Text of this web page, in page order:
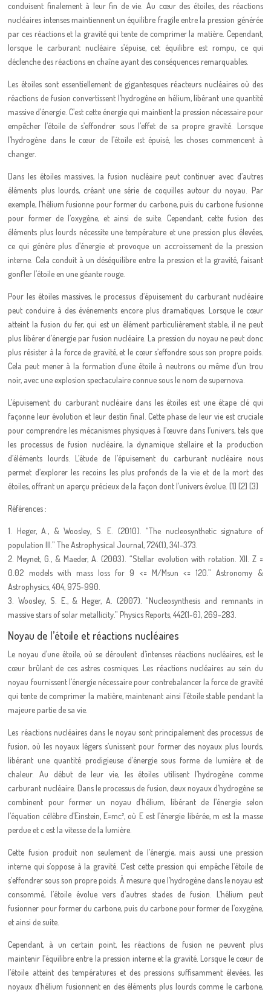
conduisent finalement à leur fin de vie. Au cœur des étoiles, des réactions
nucléaires intenses maintiennent un équilibre fragile entre la pression générée
par ces réactions et la gravité qui tente de comprimer la matière. Cependant,
lorsque le carburant nucléaire s’épuise, cet équilibre est rompu, ce qui
déclenche des réactions en chaîne ayant des conséquences remarquables.
Les étoiles sont essentiellement de gigantesques réacteurs nucléaires où des
réactions de fusion convertissent l’hydrogène en hélium, libérant une quantité
massive d’énergie. C’est cette énergie qui maintient la pression nécessaire pour
empêcher l’étoile de s’effondrer sous l’effet de sa propre gravité. Lorsque
l’hydrogène dans le cœur de l’étoile est épuisé, les choses commencent à
changer.
Dans les étoiles massives, la fusion nucléaire peut continuer avec d’autres
éléments plus lourds, créant une série de coquilles autour du noyau. Par
exemple, l’hélium fusionne pour former du carbone, puis du carbone fusionne
pour former de l’oxygène, et ainsi de suite. Cependant, cette fusion des
éléments plus lourds nécessite une température et une pression plus élevées,
ce qui génère plus d’énergie et provoque un accroissement de la pression
interne. Cela conduit à un déséquilibre entre la pression et la gravité, faisant
gonfler l’étoile en une géante rouge.
Pour les étoiles massives, le processus d’épuisement du carburant nucléaire
peut conduire à des événements encore plus dramatiques. Lorsque le cœur
atteint la fusion du fer, qui est un élément particulièrement stable, il ne peut
plus libérer d’énergie par fusion nucléaire. La pression du noyau ne peut donc
plus résister à la force de gravité, et le cœur s’effondre sous son propre poids.
Cela peut mener à la formation d’une étoile à neutrons ou même d’un trou
noir, avec une explosion spectaculaire connue sous le nom de supernova.
L’épuisement du carburant nucléaire dans les étoiles est une étape clé qui
façonne leur évolution et leur destin final. Cette phase de leur vie est cruciale
pour comprendre les mécanismes physiques à l’œuvre dans l’univers, tels que
les processus de fusion nucléaire, la dynamique stellaire et la production
d’éléments lourds. L’étude de l’épuisement du carburant nucléaire nous
permet d’explorer les recoins les plus profonds de la vie et de la mort des
étoiles, offrant un aperçu précieux de la façon dont l’univers évolue. [1] [2] [3]
Références :
1. Heger, A., & Woosley, S. E. (2010). “The nucleosynthetic signature of
population III.” The Astrophysical Journal, 724(1), 341-373.
2. Meynet, G., & Maeder, A. (2003). “Stellar evolution with rotation. XII. Z =
0.02 models with mass loss for 9 <= M/Msun <= 120.” Astronomy &
Astrophysics, 404, 975-990.
3. Woosley, S. E., & Heger, A. (2007). “Nucleosynthesis and remnants in
massive stars of solar metallicity.” Physics Reports, 442(1-6), 269-283.
Noyau de l’étoile et réactions nucléaires
Le noyau d’une étoile, où se déroulent d’intenses réactions nucléaires, est le
cœur brûlant de ces astres cosmiques. Les réactions nucléaires au sein du
noyau fournissent l’énergie nécessaire pour contrebalancer la force de gravité
qui tente de comprimer la matière, maintenant ainsi l’étoile stable pendant la
majeure partie de sa vie.
Les réactions nucléaires dans le noyau sont principalement des processus de
fusion, où les noyaux légers s’unissent pour former des noyaux plus lourds,
libérant une quantité prodigieuse d’énergie sous forme de lumière et de
chaleur. Au début de leur vie, les étoiles utilisent l’hydrogène comme
carburant nucléaire. Dans le processus de fusion, deux noyaux d’hydrogène se
combinent pour former un noyau d’hélium, libérant de l’énergie selon
l’équation célèbre d’Einstein, E=mc², où E est l’énergie libérée, m est la masse
perdue et c est la vitesse de la lumière.
Cette fusion produit non seulement de l’énergie, mais aussi une pression
interne qui s’oppose à la gravité. C’est cette pression qui empêche l’étoile de
s’effondrer sous son propre poids. À mesure que l’hydrogène dans le noyau est
consommé, l’étoile évolue vers d’autres stades de fusion. L’hélium peut
fusionner pour former du carbone, puis du carbone pour former de l’oxygène,
et ainsi de suite.
Cependant, à un certain point, les réactions de fusion ne peuvent plus
maintenir l’équilibre entre la pression interne et la gravité. Lorsque le cœur de
l’étoile atteint des températures et des pressions suffisamment élevées, les
noyaux d’hélium fusionnent en des éléments plus lourds comme le carbone,